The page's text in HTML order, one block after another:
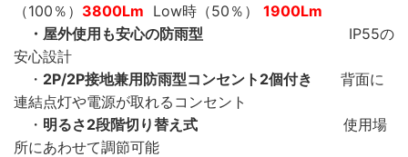
（100％） 3800Lm Low時（50％） 1900Lm
・屋外使用も安心の防雨型 IP55の
安心設計
・ 2P/2P接地兼用防雨型コンセント2個付き 背面に
連結点灯や電源が取れるコンセント
・ 明るさ2段階切り替え式 使用場
所にあわせて調節可能